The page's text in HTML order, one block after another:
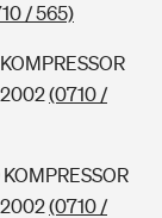
/ 565)
2002(0710 /
2002(0710 /